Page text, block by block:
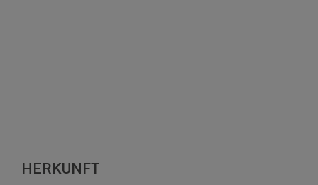
HERKUNFT